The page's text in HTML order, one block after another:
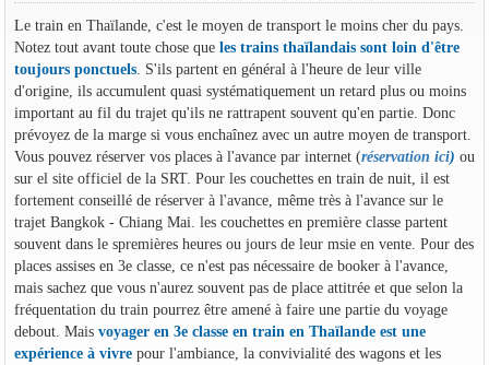
Le train en Thaïlande, c'est le moyen de transport le moins cher du pays.
Notez tout avant toute chose que les trains thaïlandais sont loin d'être
toujours ponctuels. S'ils partent en général à l'heure de leur ville
d'origine, ils accumulent quasi systématiquement un retard plus ou moins
important au fil du trajet qu'ils ne rattrapent souvent qu'en partie. Donc
prévoyez de la marge si vous enchaînez avec un autre moyen de transport.
Vous pouvez réserver vos places à l'avance par internet (réservation ici) ou
sur el site officiel de la SRT. Pour les couchettes en train de nuit, il est
fortement conseillé de réserver à l'avance, même très à l'avance sur le
trajet Bangkok - Chiang Mai. les couchettes en première classe partent
souvent dans le spremières heures ou jours de leur msie en vente. Pour des
places assises en 3e classe, ce n'est pas nécessaire de booker à l'avance,
mais sachez que vous n'aurez souvent pas de place attitrée et que selon la
fréquentation du train pourrez être amené à faire une partie du voyage
debout. Mais voyager en 3e classe en train en Thaïlande est une
expérience à vivrepour l'ambiance, la convivialité des wagons et les